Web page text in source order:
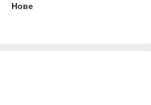
Нове